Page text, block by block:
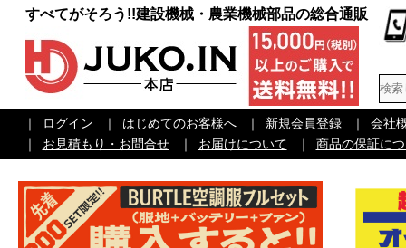
すべてがそろう!!建設機械・農業機械部品の総合通販
｜ ログイン ｜ はじめてのお客様へ ｜ 新規会員登録 ｜
会社
｜
お見積もり・お問合せ ｜ お届けについて ｜ 商品の保証に